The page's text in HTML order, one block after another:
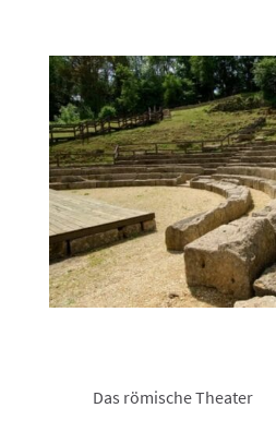
Das römische Theater